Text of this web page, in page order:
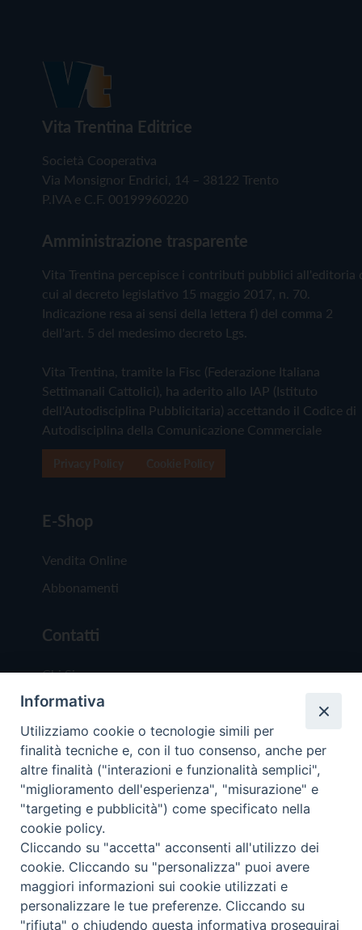
Vita Trentina Editrice
Società Cooperativa
Via Monsignor Endrici, 14 – 38122 Trento
P.IVA e C.F. 00199960220
Amministrazione trasparente
Vita Trentina percepisce i contributi pubblici all'editoria
cui al decreto legislativo 15 maggio 2017, n. 70.
Indicazione resa ai sensi della lettera f) del comma 2
dell'art. 5 del medesimo decreto Lgs.
Vita Trentina, tramite la Fisc (Federazione Italiana
Settimanali Cattolici), ha aderito allo IAP (Istituto
dell'Autodisciplina Pubblicitaria) accettando il Codice di
Autodisciplina della Comunicazione Commerciale
E-Shop
Vendita Online
Abbonamenti
Contatti
Chi Siamo
Redazione
Scrivici
Copyright © 2019 - Tutti i diritti riservati - Vita
Trentina Editrice
Privacy Policy
Torna
Informativa
Utilizziamo cookie o tecnologie simili per
finalità tecniche e, con il tuo consenso, anche per
altre finalità ("interazioni e funzionalità semplici",
"miglioramento dell'esperienza", "misurazione" e
"targeting e pubblicità") come specificato nella
cookie policy.
Cliccando su "accetta" acconsenti all'utilizzo dei
cookie. Cliccando su "personalizza" puoi avere
maggiori informazioni sui cookie utilizzati e
personalizzare le tue preferenze. Cliccando su
"rifiuta" o chiudendo questa informativa proseguirai